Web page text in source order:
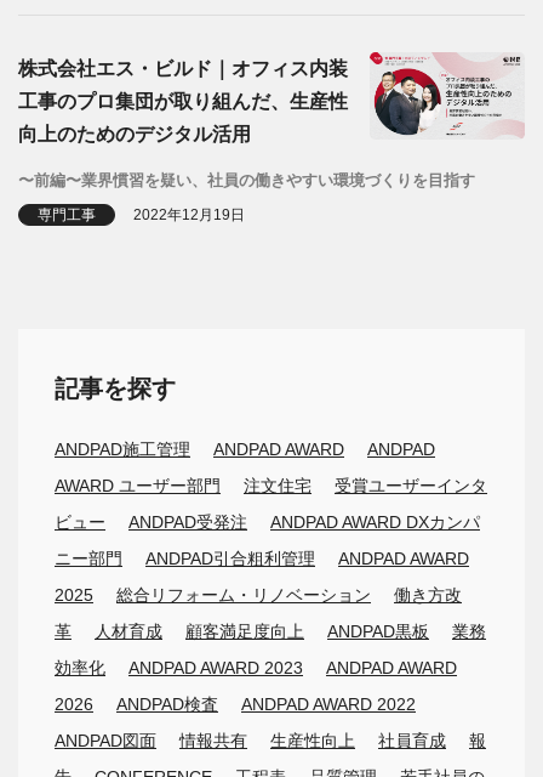
株式会社エス・ビルド｜オフィス内装
工事のプロ集団が取り組んだ、生産性
向上のためのデジタル活用
〜前編〜業界慣習を疑い、社員の働きやすい環境づくりを目指す
専門工事 2022年12月19日
記事を探す
ANDPAD施工管理 ANDPAD AWARD
ANDPAD
AWARD ユーザー部門
注文住宅
受賞ユーザーインタ
ビュー
ANDPAD受発注
ANDPAD AWARD DXカンパ
ニー部門
ANDPAD引合粗利管理
ANDPAD AWARD
2025
総合リフォーム・リノベーション
働き方改
革
人材育成 顧客満足度向上 ANDPAD黒板
業務
効率化
ANDPAD AWARD 2023
ANDPAD AWARD
2026
ANDPAD検査
ANDPAD AWARD 2022
ANDPAD図面
情報共有 生産性向上 社員育成
報